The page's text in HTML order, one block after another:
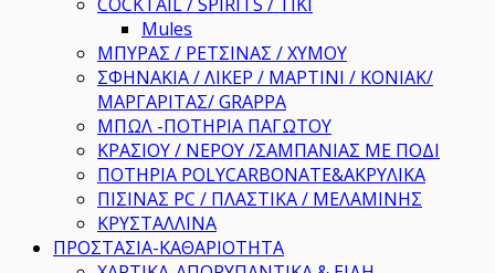
Μules
ΜΠΥΡΑΣ / ΡΕΤΣΙΝΑΣ / ΧΥΜΟΥ
ΣΦΗΝΑΚΙΑ / ΛΙΚΕΡ / ΜΑΡΤΙΝΙ / ΚΟΝΙΑΚ/
ΜΑΡΓΑΡΙΤΑΣ/ GRAPPA
ΜΠΩΛ -ΠΟΤΗΡΙΑ ΠΑΓΩΤΟΥ
ΚΡΑΣΙΟΥ / ΝΕΡΟΥ /ΣΑΜΠΑΝΙΑΣ ΜΕ ΠΟΔΙ
ΠΟΤΗΡΙΑ POLYCARBONATE&ΑΚΡΥΛΙΚΑ
ΠΙΣΙΝΑΣ PC / ΠΛΑΣΤΙΚΑ / ΜΕΛΑΜΙΝΗΣ
ΚΡΥΣΤΑΛΛΙΝΑ
ΠΡΟΣΤΑΣΙΑ-ΚΑΘΑΡΙΟΤΗΤΑ